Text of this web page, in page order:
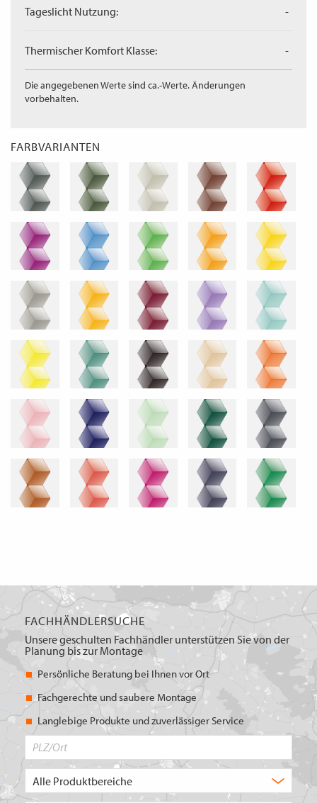
Tageslicht Nutzung: -
Thermischer Komfort Klasse: -
Die angegebenen Werte sind ca.-Werte. Änderungen
vorbehalten.
FARBVARIANTEN
FACHHÄNDLERSUCHE
Unsere geschulten Fachhändler unterstützen Sie von der
Planung bis zur Montage
Persönliche Beratung bei Ihnen vor Ort
Fachgerechte und saubere Montage
Langlebige Produkte und zuverlässiger Service